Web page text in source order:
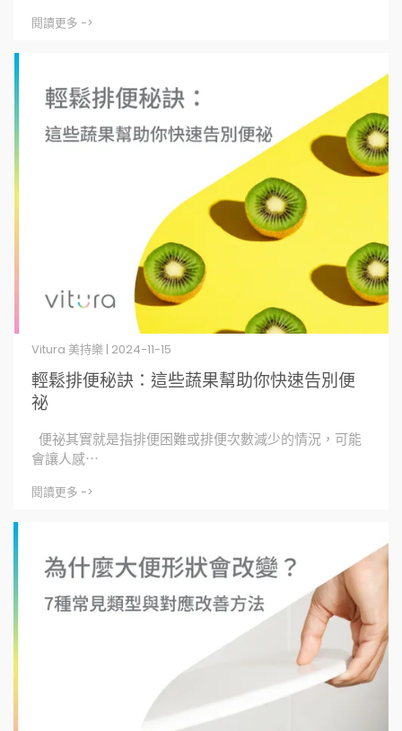
閱讀更多 ->
輕鬆排便秘訣：這些蔬果幫助你快速告別便
祕
Vitura 美持樂 | 2024-11-15
便祕其實就是指排便困難或排便次數減少的情況，可能
會讓人感⋯
閱讀更多 ->